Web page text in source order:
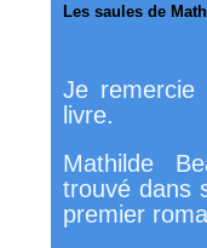
Les saules de
Je remercie
livre.
Mathilde
trouvé dans
premier